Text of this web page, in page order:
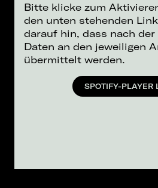
Bitte klicke zum
den unten stehenden
darauf hin, dass nach
Daten an den jeweiligen
übermittelt werden.
SPOTIFY-PLAYER